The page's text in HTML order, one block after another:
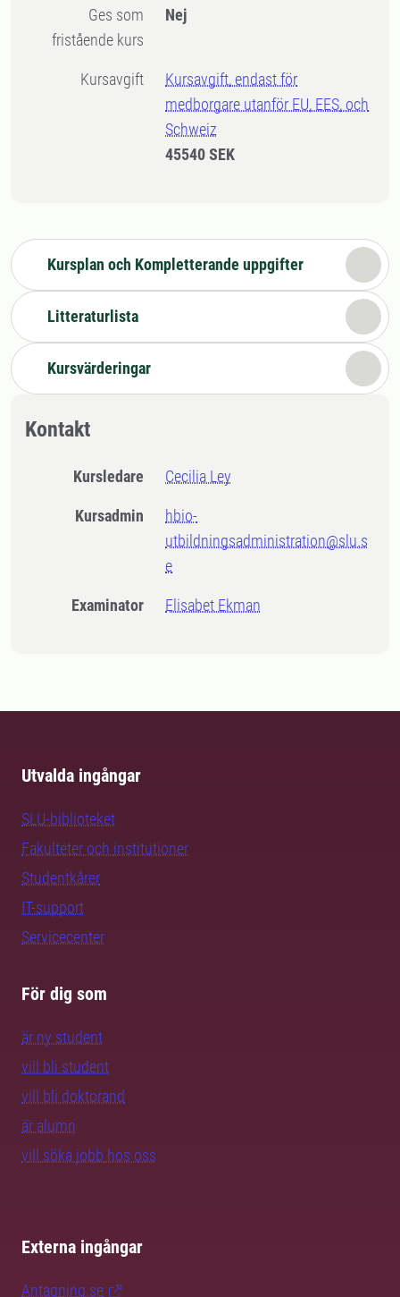
Ges som
fristående kurs
Nej
Kursavgift
Kursavgift, endast för
medborgare utanför EU, EES, och
Schweiz
45540 SEK
Kursplan och Kompletterande uppgifter
Litteraturlista
Kursvärderingar
Kontakt
Kursledare Cecilia Ley
Kursadmin
hbio-
utbildningsadministration@slu.s
e
Examinator Elisabet Ekman
Utvalda ingångar
SLU-biblioteket
Fakulteter och institutioner
Studentkårer
IT-support
Servicecenter
För dig som
är ny student
vill bli student
vill bli doktorand
är alumn
vill söka jobb hos oss
Externa ingångar
Antagning.se